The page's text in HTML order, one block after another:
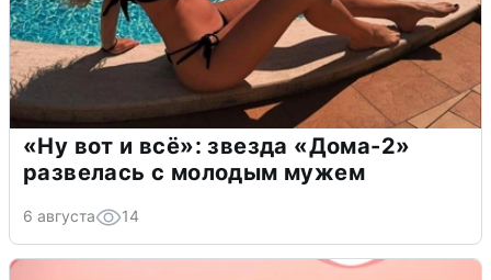
«Ну вот и всё»: звезда «Дома-2»
развелась с молодым мужем
6 августа 14